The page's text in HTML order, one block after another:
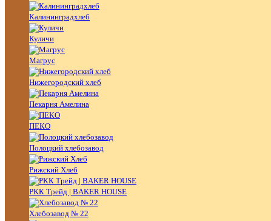
Калининградхлеб
Куличи
Магрус
Нижегородский хлеб
Пекарня Амелина
ПЕКО
Полоцкий хлебозавод
Рижский Хлеб
РКК Трейд | BAKER HOUSE
Хлебозавод № 22